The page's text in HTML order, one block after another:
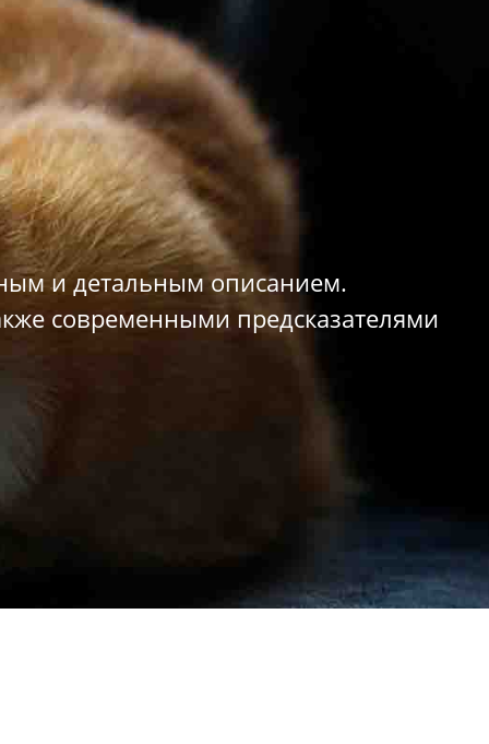
и детальным описанием.
современными предсказателями